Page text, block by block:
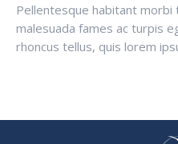
Pellentesque habitant
malesuada fames ac turpis
rhoncus tellus, quis lorem